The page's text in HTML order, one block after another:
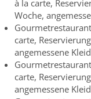
à la carte,
Woche,
carte,
angemessene
carte,
angemessene